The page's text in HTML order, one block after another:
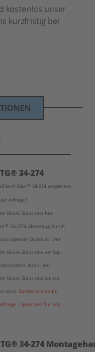
kostenlos unser
kurzfristig bei
34-274
Elite™ 34-274 vergleichen
Anfrage!!
Glove Solutions hier
34-274 überzeug durch
Qualität. Der
Glove Solutions verfügt
dünn. der
Glove Solutions ist ein
wird. Sonderpreise für
- sprechen Sie uns
® 34-274